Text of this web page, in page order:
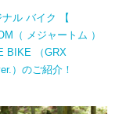
ル バイク 【
（ メジャートム ）
BIKE （GRX
）のご紹介！